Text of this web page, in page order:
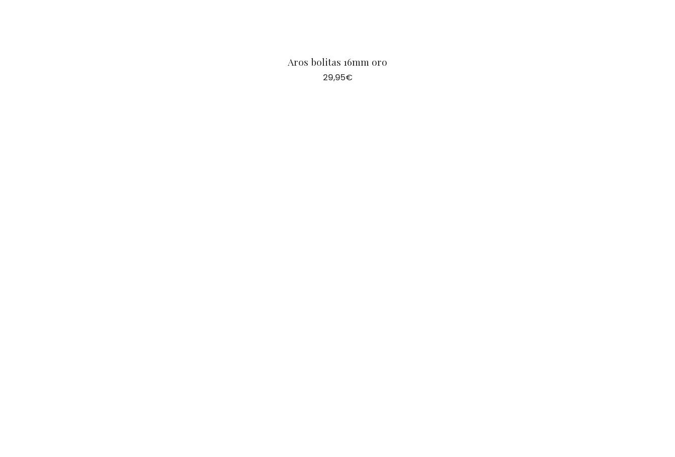
Aros bolitas 16mm oro
29,95€